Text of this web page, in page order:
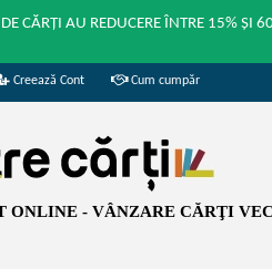
CĂRȚI AU REDUCERE ÎNTRE 15% ȘI
Creează Cont Cum cumpăr
ONLINE - VÂNZARE CĂRŢI